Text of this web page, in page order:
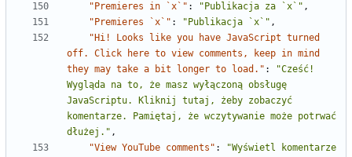
"Premieres in `x`" : "Publikacja za `x`" ,
"Premieres `x`" : "Publikacja `x`" ,
"Hi! Looks like you have JavaScript turned
off. Click here to view comments, keep in mind
they may take a bit longer to load." :
"Cześć!
Wygląda na to, że masz wyłączoną obsługę
JavaScriptu. Kliknij tutaj, żeby zobaczyć
komentarze. Pamiętaj, że wczytywanie może potrwać
dłużej." ,
"View YouTube comments" :
"Wyświetl komentarze